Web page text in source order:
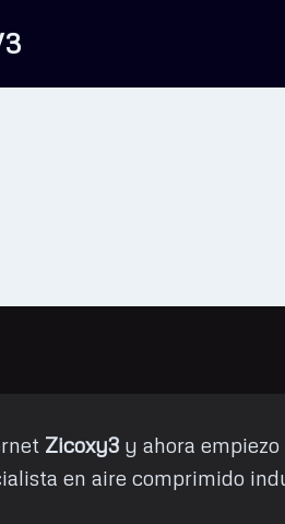
Zicoxy3 y ahora
en aire comprimido